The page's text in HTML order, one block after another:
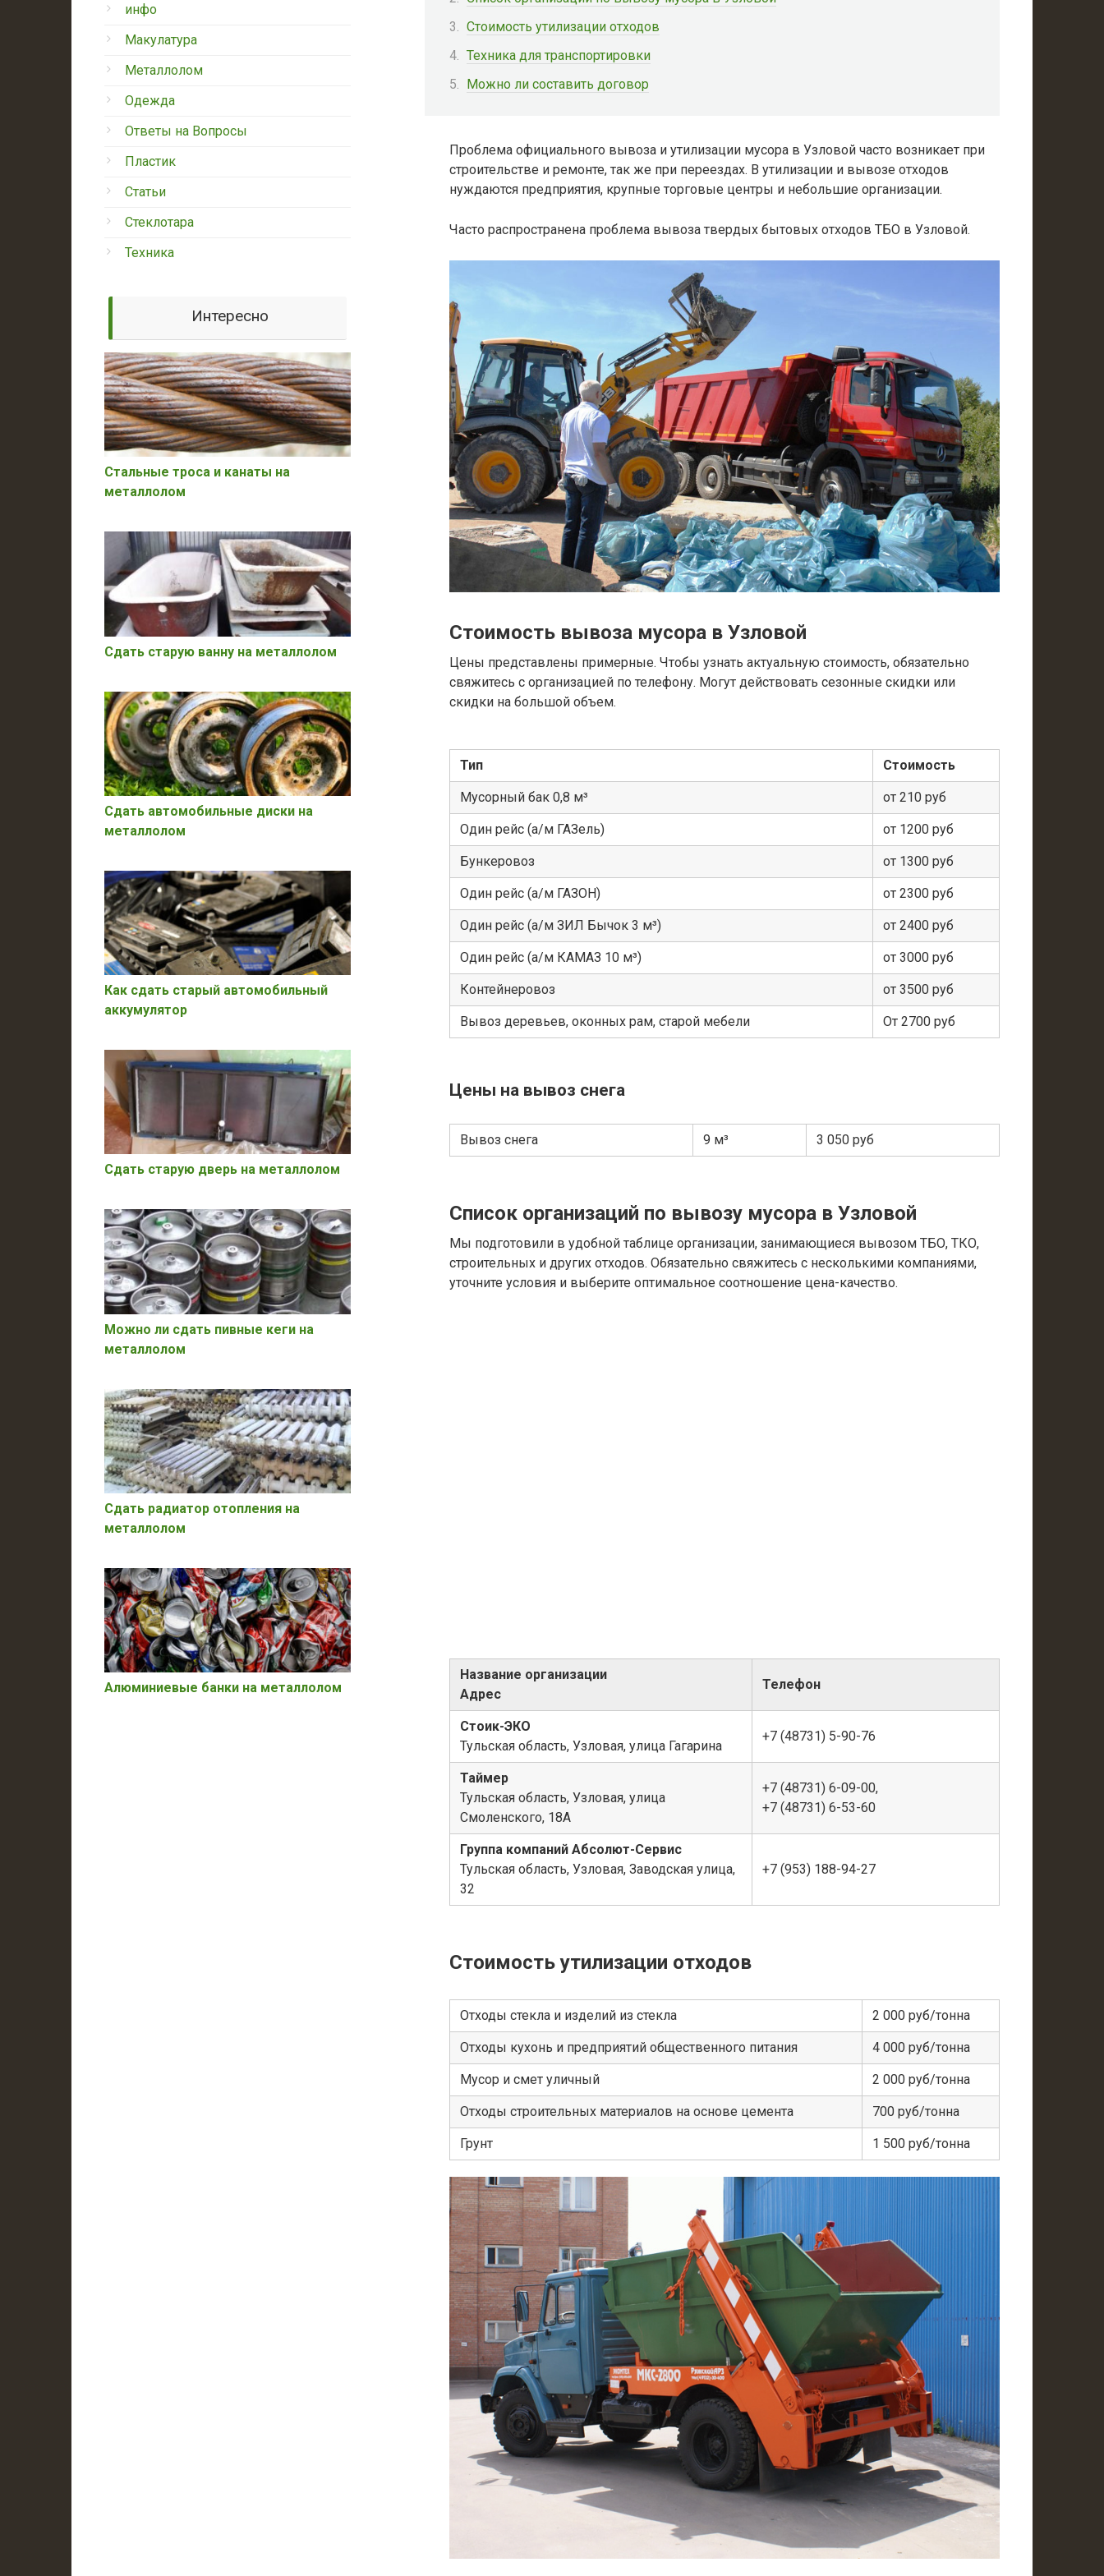
Стоимость утилизации отходов
Техника для транспортировки
Можно ли составить договор
Проблема официального вывоза и утилизации мусора в Узловой часто возникает при
строительстве и ремонте, так же при переездах. В утилизации и вывозе отходов
нуждаются предприятия, крупные торговые центры и небольшие организации.
Часто распространена проблема вывоза твердых бытовых отходов ТБО в Узловой.
Стоимость вывоза мусора в Узловой
Цены представлены примерные. Чтобы узнать актуальную стоимость, обязательно
свяжитесь с организацией по телефону. Могут действовать сезонные скидки или
скидки на большой объем.
Тип Стоимость
Мусорный бак 0,8 м³ от 210 руб
Один рейс (а/м ГАЗель) от 1200 руб
Бункеровоз от 1300 руб
Один рейс (а/м ГАЗОН) от 2300 руб
Один рейс (а/м ЗИЛ Бычок 3 м³) от 2400 руб
Один рейс (а/м КАМАЗ 10 м³) от 3000 руб
Контейнеровоз от 3500 руб
Вывоз деревьев, оконных рам, старой мебели От 2700 руб
Цены на вывоз снега
Вывоз снега 9 м³ 3 050 руб
Список организаций по вывозу мусора в Узловой
Мы подготовили в удобной таблице организации, занимающиеся вывозом ТБО, ТКО,
строительных и других отходов. Обязательно свяжитесь с несколькими компаниями,
уточните условия и выберите оптимальное соотношение цена-качество.
Название организации
Адрес
Телефон
Стоик-ЭКО
Тульская область, Узловая, улица Гагарина
+7 (48731) 5-90-76
Таймер
Тульская область, Узловая, улица
Смоленского, 18А
+7 (48731) 6-09-00,
+7 (48731) 6-53-60
Группа компаний Абсолют-Сервис
Тульская область, Узловая, Заводская улица,
32
+7 (953) 188-94-27
Стоимость утилизации отходов
Отходы стекла и изделий из стекла 2 000 руб/тонна
Отходы кухонь и предприятий общественного питания 4 000 руб/тонна
Мусор и смет уличный 2 000 руб/тонна
Отходы строительных материалов на основе цемента 700 руб/тонна
Грунт 1 500 руб/тонна
инфо
Макулатура
Металлолом
Одежда
Ответы на Вопросы
Пластик
Статьи
Стеклотара
Техника
Интересно
Стальные троса и канаты на
металлолом
Сдать старую ванну на металлолом
Сдать автомобильные диски на
металлолом
Как сдать старый автомобильный
аккумулятор
Сдать старую дверь на металлолом
Можно ли сдать пивные кеги на
металлолом
Сдать радиатор отопления на
металлолом
Алюминиевые банки на металлолом